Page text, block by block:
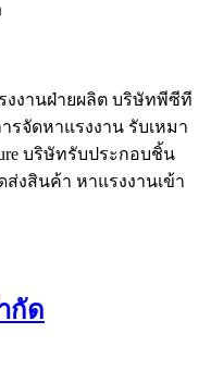
งงานฝ่ายผลิต บริษัทพีซีที
รจัดหาแรงงาน รับเหมา
บริษัทรับประกอบชิ้น
งสินค้า หาแรงงานเข้า
กัด